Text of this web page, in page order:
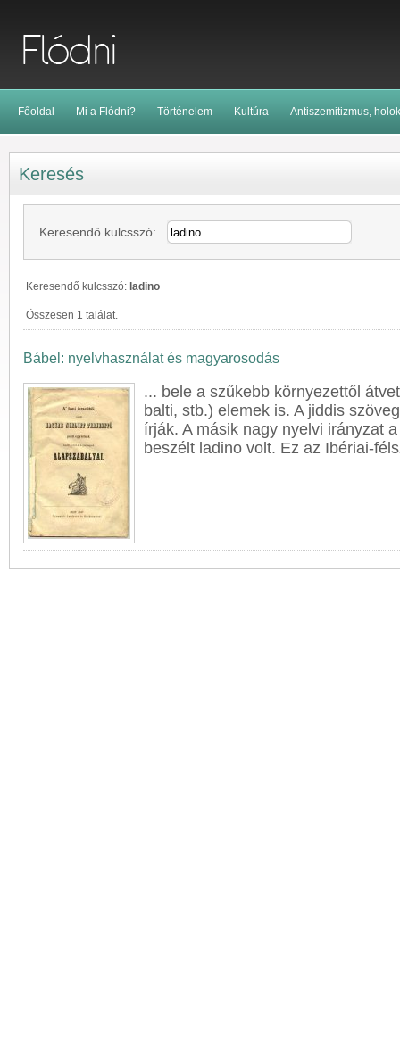
Főoldal Mi a Flódni? Történelem Kultúra Antiszemitizmus,
Keresés
Keresendő kulcsszó:
Keresendő kulcsszó: ladino
Összesen 1 találat.
Bábel: nyelvhasználat és magyarosodás
... bele a szűkebb környezettől
balti, stb.) elemek is. A jiddis
írják. A másik nagy nyelvi irányzat
beszélt ladino volt. Ez az Ibériai-